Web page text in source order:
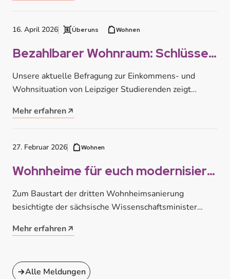
16. April 2026 Über uns Wohnen
Bezahlbarer Wohnraum: Schlüssel
für erfolgreiches Studieren in
Leipzig
Unsere aktuelle Befragung zur Einkommens- und
Wohnsituation von Leipziger Studierenden zeigt
entscheidenden Faktoren für…
Mehr erfahren
27. Februar 2026 Wohnen
Wohnheime für euch modernisiert:
Halbzeit bei drei großen
Bauprojekten
Zum Baustart der dritten Wohnheimsanierung
besichtigte der sächsische Wissenschaftsminister
Wohnheim in der Arno-Nitzsche-Straße 44.
Mehr erfahren
Alle Meldungen